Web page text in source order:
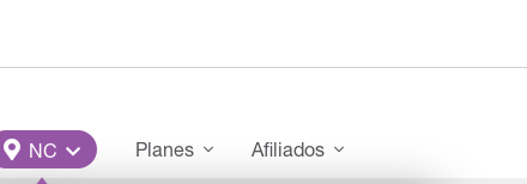
Menu
NC Planes Afiliados